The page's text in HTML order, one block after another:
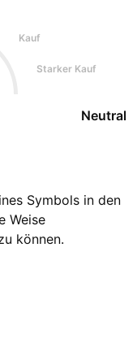
Kauf
Starker Kauf
Neutral
Symbols in den
Weise
können.